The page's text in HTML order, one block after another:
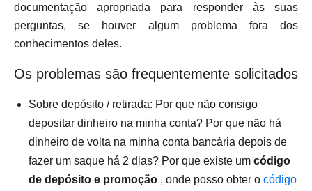
documentação apropriada para responder às suas
perguntas, se houver algum problema fora dos
conhecimentos deles.
Os problemas são frequentemente solicitados
Sobre depósito / retirada: Por que não consigo
depositar dinheiro na minha conta? Por que não há
dinheiro de volta na minha conta bancária depois de
fazer um saque há 2 dias? Por que existe um código
de depósito e promoção , onde posso obter o código